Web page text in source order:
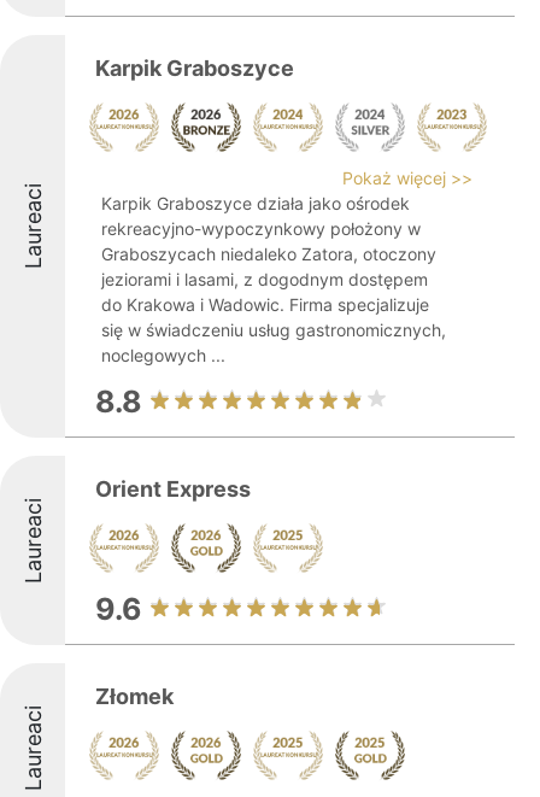
Laureaci
Karpik Graboszyce
Pokaż więcej >>
Karpik Graboszyce działa jako ośrodek
rekreacyjno-wypoczynkowy położony w
Graboszycach niedaleko Zatora, otoczony
jeziorami i lasami, z dogodnym dostępem
do Krakowa i Wadowic. Firma specjalizuje
się w świadczeniu usług gastronomicznych,
noclegowych ...
8.8
Laureaci
Orient Express
9.6
Laureaci
Złomek